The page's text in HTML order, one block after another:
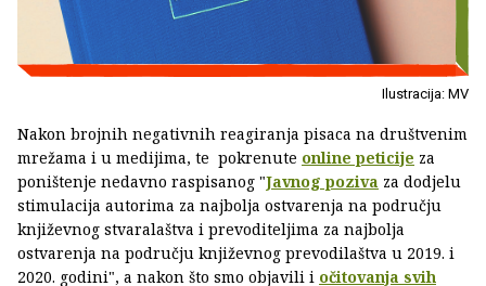
Ilustracija: MV
Nakon brojnih negativnih reagiranja pisaca na društvenim
mrežama i u medijima, te pokrenute online peticije za
poništenje nedavno raspisanog "Javnog poziva za dodjelu
stimulacija autorima za najbolja ostvarenja na području
književnog stvaralaštva i prevoditeljima za najbolja
ostvarenja na području književnog prevodilaštva u 2019. i
2020. godini", a nakon što smo objavili i očitovanja svih